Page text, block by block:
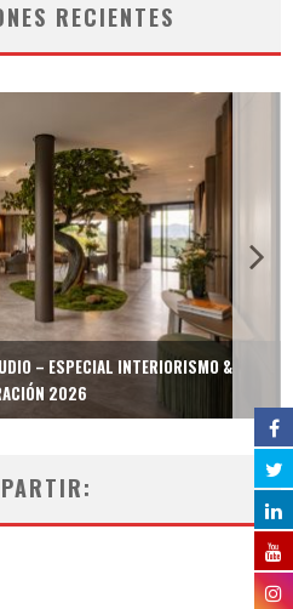
RECIENTES
– ESPECIAL INTERIORISMO &
2026